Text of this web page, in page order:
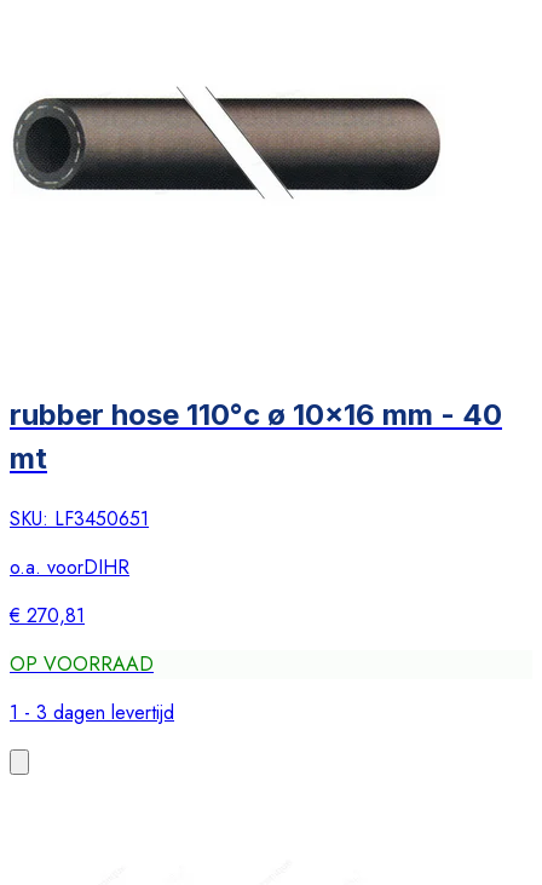
rubber hose 110°c ø 10x16 mm - 40
mt
SKU: LF3450651
o.a. voorDIHR
€ 270,81
OP VOORRAAD
1 - 3 dagen levertijd